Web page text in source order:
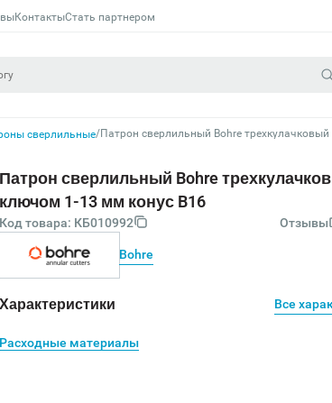
КонтактыСтать партнером
сверлильные/Патрон сверлильный Bohre
Патрон сверлильный Bohre
ключом 1-13 мм конус B16
Код товара: КБ010992 Отзывы
Bohre
Характеристики Все
Расходные материалы